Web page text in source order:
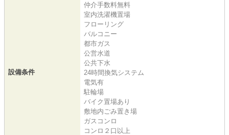
設備条件
仲介手数料無料
室内洗濯機置場
フローリング
バルコニー
都市ガス
公営水道
公共下水
24時間換気システム
電気有
駐輪場
バイク置場あり
敷地内ごみ置き場
ガスコンロ
コンロ２口以上